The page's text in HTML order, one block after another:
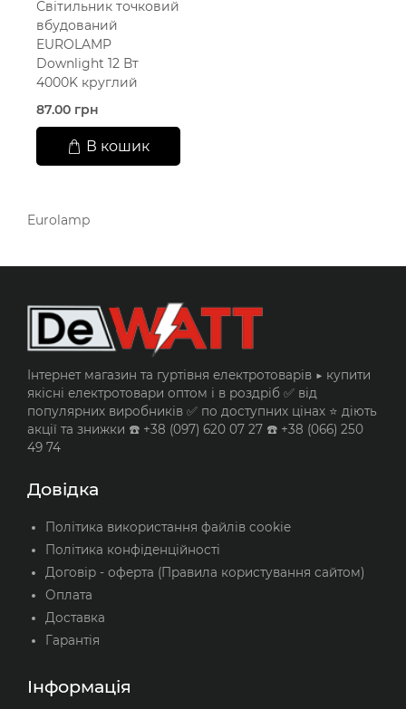
Світильник точковий
вбудований
EUROLAMP
Downlight 12 Вт
4000K круглий
87.00 грн
В кошик
Eurolamp
Інтернет магазин та гуртівня електротоварів ▶️ купити
якісні електротовари оптом і в роздріб ✅ від
популярних виробників ✅ по доступних цінах ⭐ діють
акції та знижки ☎️ +38 (097) 620 07 27 ☎️ +38 (066) 250
49 74
Довідка
Політика використання файлів cookie
Політика конфіденційності
Договір - оферта (Правила користування сайтом)
Оплата
Доставка
Гарантія
Інформація